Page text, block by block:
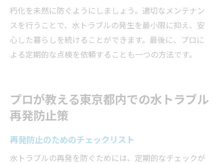
朽化を未然に防ぐようにしましょう。適切なメンテナン
スを行うことで、水トラブルの発生を最小限に抑え、安
心した暮らしを続けることができます。最後に、プロに
よる定期的な点検を依頼することも一つの方法です。
プロが教える東京都内での水トラブル
再発防止策
再発防止のためのチェックリスト
水トラブルの再発を防ぐためには、定期的なチェックが